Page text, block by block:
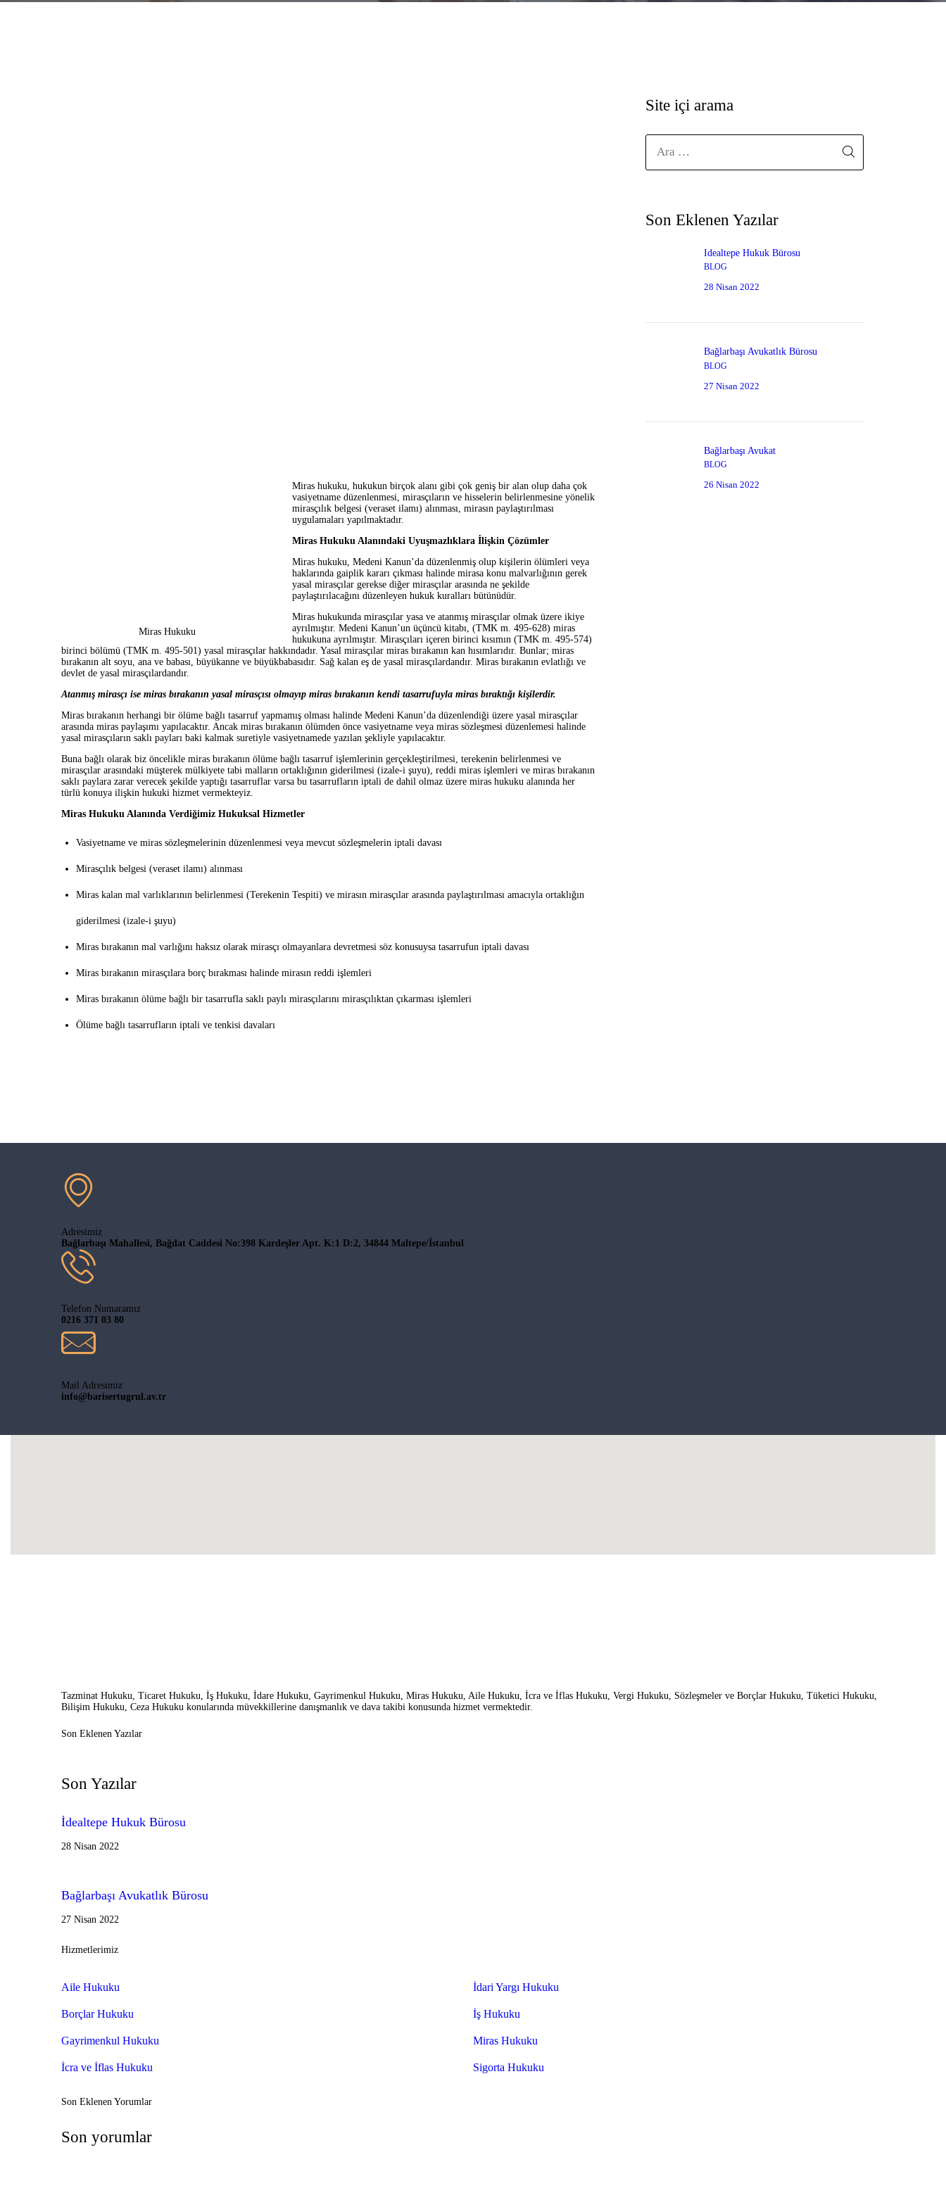
Miras Hukuku
Miras hukuku, hukukun birçok alanı gibi çok geniş bir alan olup daha çok
vasiyetname düzenlenmesi, mirasçıların ve hisselerin belirlenmesine yönelik
mirasçılık belgesi (veraset ilamı) alınması, mirasın paylaştırılması
uygulamaları yapılmaktadır.
Miras Hukuku Alanındaki Uyuşmazlıklara İlişkin Çözümler
Miras hukuku, Medeni Kanun’da düzenlenmiş olup kişilerin ölümleri veya
haklarında gaiplik kararı çıkması halinde mirasa konu malvarlığının gerek
yasal mirasçılar gerekse diğer mirasçılar arasında ne şekilde
paylaştırılacağını düzenleyen hukuk kuralları bütünüdür.
Miras hukukunda mirasçılar yasa ve atanmış mirasçılar olmak üzere ikiye
ayrılmıştır. Medeni Kanun’un üçüncü kitabı, (TMK m. 495-628) miras
hukukuna ayrılmıştır. Mirasçıları içeren birinci kısımın (TMK m. 495-574)
birinci bölümü (TMK m. 495-501) yasal mirasçılar hakkındadır. Yasal mirasçılar miras bırakanın kan hısımlarıdır. Bunlar; miras
bırakanın alt soyu, ana ve babası, büyükanne ve büyükbabasıdır. Sağ kalan eş de yasal mirasçılardandır. Miras bırakanın evlatlığı ve
devlet de yasal mirasçılardandır.
Atanmış mirasçı ise miras bırakanın yasal mirasçısı olmayıp miras bırakanın kendi tasarrufuyla miras bıraktığı kişilerdir.
Miras bırakanın herhangi bir ölüme bağlı tasarruf yapmamış olması halinde Medeni Kanun’da düzenlendiği üzere yasal mirasçılar
arasında miras paylaşımı yapılacaktır. Ancak miras bırakanın ölümden önce vasiyetname veya miras sözleşmesi düzenlemesi halinde
yasal mirasçıların saklı payları baki kalmak suretiyle vasiyetnamede yazılan şekliyle yapılacaktır.
Buna bağlı olarak biz öncelikle miras bırakanın ölüme bağlı tasarruf işlemlerinin gerçekleştirilmesi, terekenin belirlenmesi ve
mirasçılar arasındaki müşterek mülkiyete tabi malların ortaklığının giderilmesi (izale-i şuyu), reddi miras işlemleri ve miras bırakanın
saklı paylara zarar verecek şekilde yaptığı tasarruflar varsa bu tasarrufların iptali de dahil olmaz üzere miras hukuku alanında her
türlü konuya ilişkin hukuki hizmet vermekteyiz.
Miras Hukuku Alanında Verdiğimiz Hukuksal Hizmetler
Vasiyetname ve miras sözleşmelerinin düzenlenmesi veya mevcut sözleşmelerin iptali davası
Mirasçılık belgesi (veraset ilamı) alınması
Miras kalan mal varlıklarının belirlenmesi (Terekenin Tespiti) ve mirasın mirasçılar arasında paylaştırılması amacıyla ortaklığın
giderilmesi (izale-i şuyu)
Miras bırakanın mal varlığını haksız olarak mirasçı olmayanlara devretmesi söz konusuysa tasarrufun iptali davası
Miras bırakanın mirasçılara borç bırakması halinde mirasın reddi işlemleri
Miras bırakanın ölüme bağlı bir tasarrufla saklı paylı mirasçılarını mirasçılıktan çıkarması işlemleri
Ölüme bağlı tasarrufların iptali ve tenkisi davaları
Site içi arama
Arama:
Son Eklenen Yazılar
İdealtepe Hukuk Bürosu
BLOG
28 Nisan 2022
Bağlarbaşı Avukatlık Bürosu
BLOG
27 Nisan 2022
Bağlarbaşı Avukat
BLOG
26 Nisan 2022
Adresimiz
Bağlarbaşı Mahallesi, Bağdat Caddesi No:398 Kardeşler Apt. K:1 D:2, 34844 Maltepe/İstanbul
Telefon Numaramız
0216 371 03 80
Mail Adresimiz
info@barisertugrul.av.tr
Tazminat Hukuku, Ticaret Hukuku, İş Hukuku, İdare Hukuku, Gayrimenkul Hukuku, Miras Hukuku, Aile Hukuku, İcra ve İflas Hukuku, Vergi Hukuku, Sözleşmeler ve Borçlar Hukuku, Tüketici Hukuku,
Bilişim Hukuku, Ceza Hukuku konularında müvekkillerine danışmanlık ve dava takibi konusunda hizmet vermektedir.
Son Eklenen Yazılar
Son Yazılar
İdealtepe Hukuk Bürosu
28 Nisan 2022
Bağlarbaşı Avukatlık Bürosu
27 Nisan 2022
Hizmetlerimiz
Aile Hukuku
Borçlar Hukuku
Gayrimenkul Hukuku
İcra ve İflas Hukuku
İdari Yargı Hukuku
İş Hukuku
Miras Hukuku
Sigorta Hukuku
Son Eklenen Yorumlar
Son yorumlar